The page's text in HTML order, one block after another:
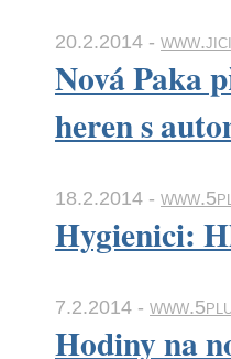
20.2.2014 -
Nová Paka
heren s
18.2.2014 -
Hygienici:
7.2.2014 -
Hodiny na